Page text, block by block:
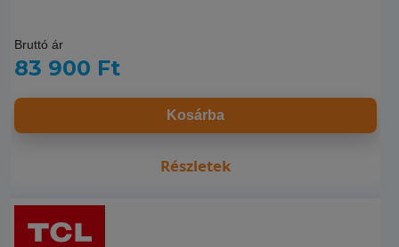
Bruttó ár
83 900 Ft
Kosárba
Részletek